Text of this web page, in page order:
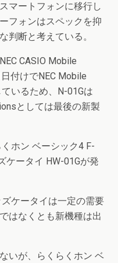
マートフォンに移行し
フォンはスペックを抑
判断と考えている。
CASIO Mobile
付けでNEC Mobile
いるため、N-01Gは
としては最後の新製
ホン ベーシック4 F-
ケータイ HW-01Gが発
ケータイは一定の需要
はなくとも新機種は出
いが、らくらくホン ベ